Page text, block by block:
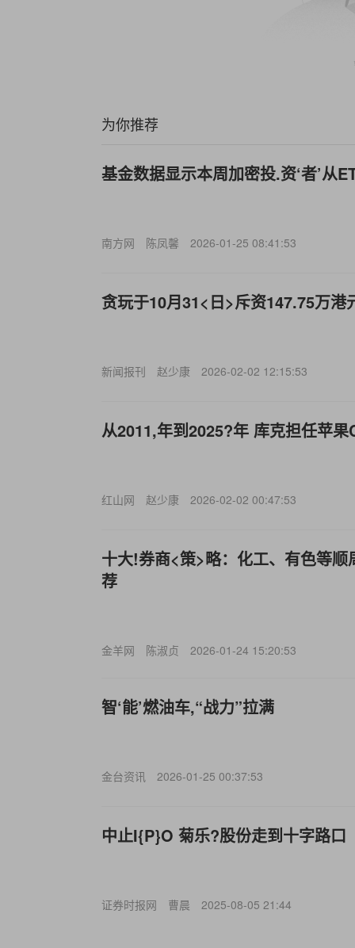
为你推荐
基金数据显示本周加密投.资‘者’从
南方网 陈凤馨 2026-01-25 08:41:53
贪玩于10月31<日>斥资147.75万港
新闻报刊 赵少康 2026-02-02 12:15:53
从2011,年到2025?年 库克担任苹果
红山网 赵少康 2026-02-02 00:47:53
十大!券商<策>略：化工、有色等
荐
金羊网 陈淑贞 2026-01-24 15:20:53
智‘能’燃油车,“战力”拉满
金台资讯 2026-01-25 00:37:53
中止I{P}O 菊乐?股份走到十字路口
证券时报网 曹晨 2025-08-05 21:44